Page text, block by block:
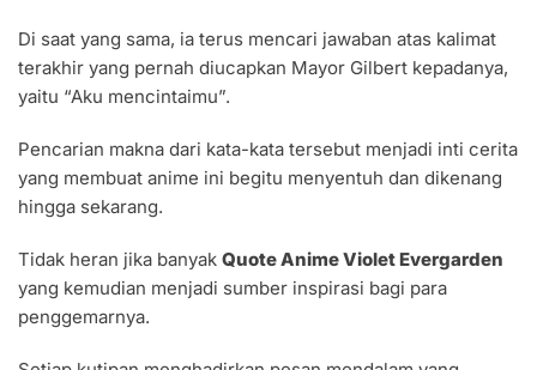
Di saat yang sama, ia terus mencari jawaban atas kalimat
terakhir yang pernah diucapkan Mayor Gilbert kepadanya,
yaitu “Aku mencintaimu”.
Pencarian makna dari kata-kata tersebut menjadi inti cerita
yang membuat anime ini begitu menyentuh dan dikenang
hingga sekarang.
Tidak heran jika banyak Quote Anime Violet Evergarden
yang kemudian menjadi sumber inspirasi bagi para
penggemarnya.